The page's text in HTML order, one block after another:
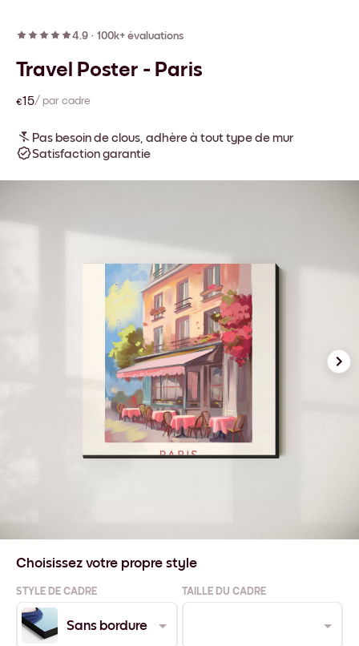
4.9 · 100k+ évaluations
Travel Poster - Paris
€15/ par cadre
Pas besoin de clous, adhère à tout type de mur
Satisfaction garantie
Choisissez votre propre style
STYLE DE CADRE TAILLE DU CADRE
Sans bordure